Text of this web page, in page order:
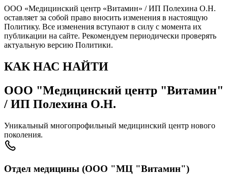
ООО «Медицинский центр «Витамин» / ИП Полехина О.Н.
оставляет за собой право вносить изменения в настоящую
Политику. Все изменения вступают в силу с момента их
публикации на сайте. Рекомендуем периодически проверять
актуальную версию Политики.
КАК НАС НАЙТИ
ООО "Медицинский центр "Витамин"
/ ИП Полехина О.Н.
Уникальный многопрофильный медицинский центр нового
поколения.
Отдел медицины (ООО "МЦ "Витамин")